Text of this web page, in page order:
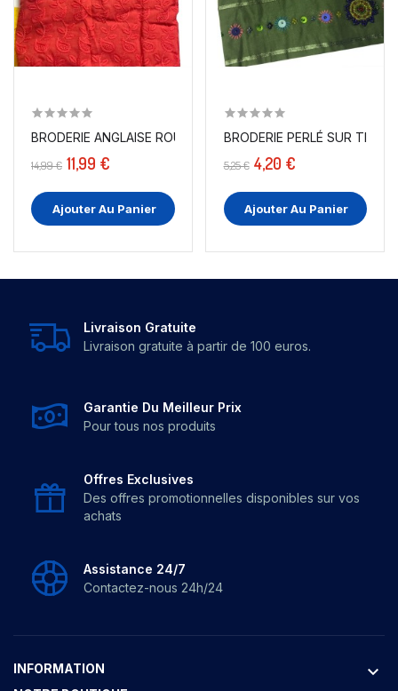
BRODERIE ANGLAISE ROUGE EN TISSU COTON BRODÉ AU...
14,99 € 11,99 €
Ajouter Au Panier
BRODERIE
5,25 € 4,20 €
Ajouter Au Panier
Livraison Gratuite
Livraison gratuite à partir de 100 euros.
Garantie Du Meilleur Prix
Pour tous nos produits
Offres Exclusives
Des offres promotionnelles disponibles sur vos
achats
Assistance 24/7
Contactez-nous 24h/24
INFORMATION keyboard_arrow_down